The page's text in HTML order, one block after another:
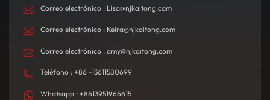
Correo electrónico : Lisa@njkaitong.com
Correo electrónico : Keira@njkaitong.com
Correo electrónico : amy@njkaitong.com
Teléfono : +86 -13611580699
Whatsapp : +8613951966615